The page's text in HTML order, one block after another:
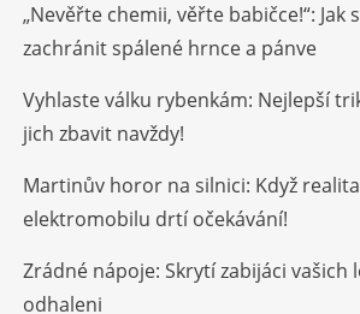
„Nevěřte chemii, věřte babičce!“: Jak
zachránit spálené hrnce a pánve
Vyhlaste válku rybenkám: Nejlepší
jich zbavit navždy!
Martinův horor na silnici: Když realita
elektromobilu drtí očekávání!
Zrádné nápoje: Skrytí zabijáci vašich
odhaleni